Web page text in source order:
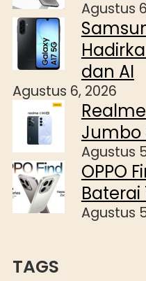
Agustus
dan AI
Agustus 6, 2026
Jumbo
Agustus
OPPO
Baterai
Agustus
TAGS